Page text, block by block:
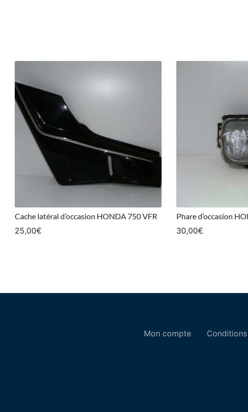
Cache latéral d’occasion HONDA 750 VFR
25,00€
Phare d’occasion
30,00€
Mon compte